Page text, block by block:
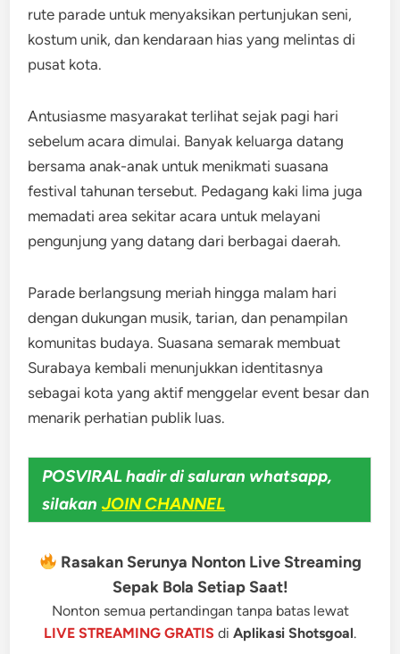
rute parade untuk menyaksikan pertunjukan seni,
kostum unik, dan kendaraan hias yang melintas di
pusat kota.
Antusiasme masyarakat terlihat sejak pagi hari
sebelum acara dimulai. Banyak keluarga datang
bersama anak-anak untuk menikmati suasana
festival tahunan tersebut. Pedagang kaki lima juga
memadati area sekitar acara untuk melayani
pengunjung yang datang dari berbagai daerah.
Parade berlangsung meriah hingga malam hari
dengan dukungan musik, tarian, dan penampilan
komunitas budaya. Suasana semarak membuat
Surabaya kembali menunjukkan identitasnya
sebagai kota yang aktif menggelar event besar dan
menarik perhatian publik luas.
POSVIRAL hadir di saluran whatsapp,
silakan JOIN CHANNEL
Rasakan Serunya Nonton Live Streaming
Sepak Bola Setiap Saat!
Nonton semua pertandingan tanpa batas lewat
LIVE STREAMING GRATIS di Aplikasi Shotsgoal.